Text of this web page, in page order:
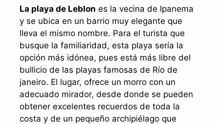
La playa de Leblon es la vecina de Ipanema
y se ubica en un barrio muy elegante que
lleva el mismo nombre. Para el turista que
busque la familiaridad, esta playa sería la
opción más idónea, pues está más libre del
bullicio de las playas famosas de Río de
janeiro. El lugar, ofrece un morro con un
adecuado mirador, desde donde se pueden
obtener excelentes recuerdos de toda la
costa y de un pequeño archipiélago que